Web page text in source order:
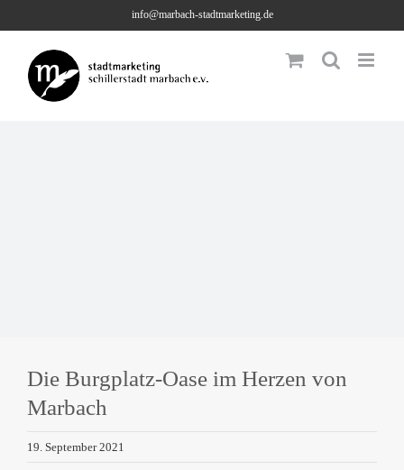
content
info@marbach-stadtmarketing.de
Die Burgplatz-Oase im Herzen von
Marbach
19. September 2021